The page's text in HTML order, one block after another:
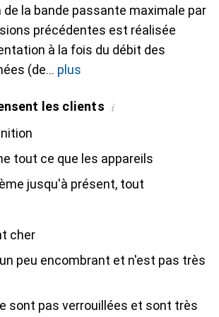
de la bande passante maximale par
précédentes est réalisée
à la fois du débit des
(de
plus
les clients i
tout ce que les appareils
jusqu'à présent, tout
cher
peu encombrant et n'est pas très
sont pas verrouillées et sont très